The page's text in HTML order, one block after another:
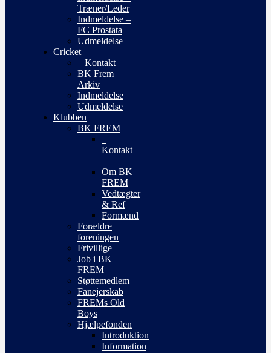
Træner/Leder
Indmeldelse –
FC Prostata
Udmeldelse
Cricket
– Kontakt –
BK Frem
Arkiv
Indmeldelse
Udmeldelse
Klubben
BK FREM
–
Kontakt
–
Om BK
FREM
Vedtægter
& Ref
Formænd
Forældre
foreningen
Frivillige
Job i BK
FREM
Støttemedlem
Fanejerskab
FREMs Old
Boys
Hjælpefonden
Introduktion
Information